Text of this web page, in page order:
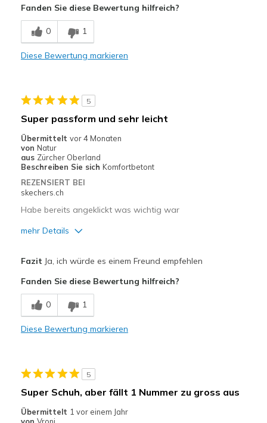
Bequem
Hübsch
Geeignete Verwendung
Freizeitkleidung
Passt genau
Meine Meinung zu
Fanden Sie diese Bewertung hilfreich?
0 1
Diese Bewertung markieren
5
Super passform und sehr leicht
Übermittelt vor 4 Monaten
von Natur
aus Zürcher Oberland
Beschreiben Sie sich Komfortbetont
REZENSIERT BEI
skechers.ch
Habe bereits angeklickt was wichtig war
mehr Details
Leicht
Geeignete Verwendung
Freizeitkleidung
Größe
Passt genau
Fazit Ja, ich würde es einem Freund empfehlen
Fanden Sie diese Bewertung hilfreich?
0 1
Diese Bewertung markieren
5
Super Schuh, aber fällt 1 Nummer zu gross aus
Übermittelt 1 vor einem Jahr